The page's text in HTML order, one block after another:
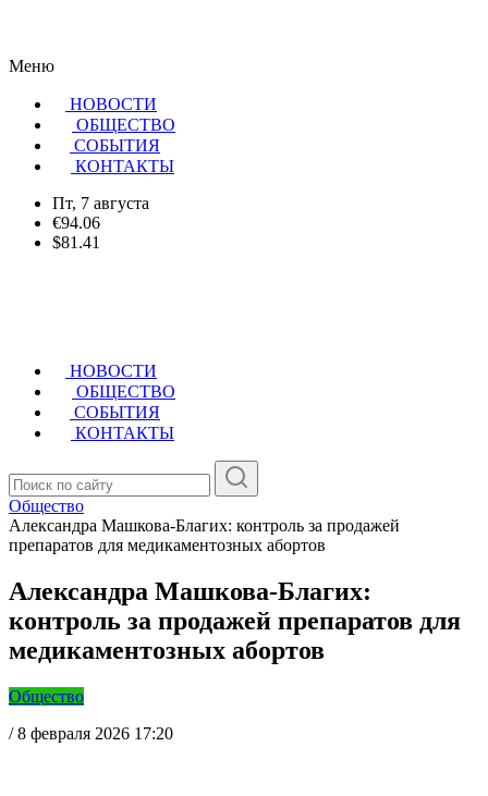
Меню
НОВОСТИ
ОБЩЕСТВО
CОБЫТИЯ
КОНТАКТЫ
Пт, 7 августа
€94.06
$81.41
НОВОСТИ
ОБЩЕСТВО
СОБЫТИЯ
КОНТАКТЫ
Общество
Александра Машкова-Благих: контроль за продажей
препаратов для медикаментозных абортов
Александра Машкова-Благих:
контроль за продажей препаратов для
медикаментозных абортов
Общество
/ 8 февраля 2026 17:20